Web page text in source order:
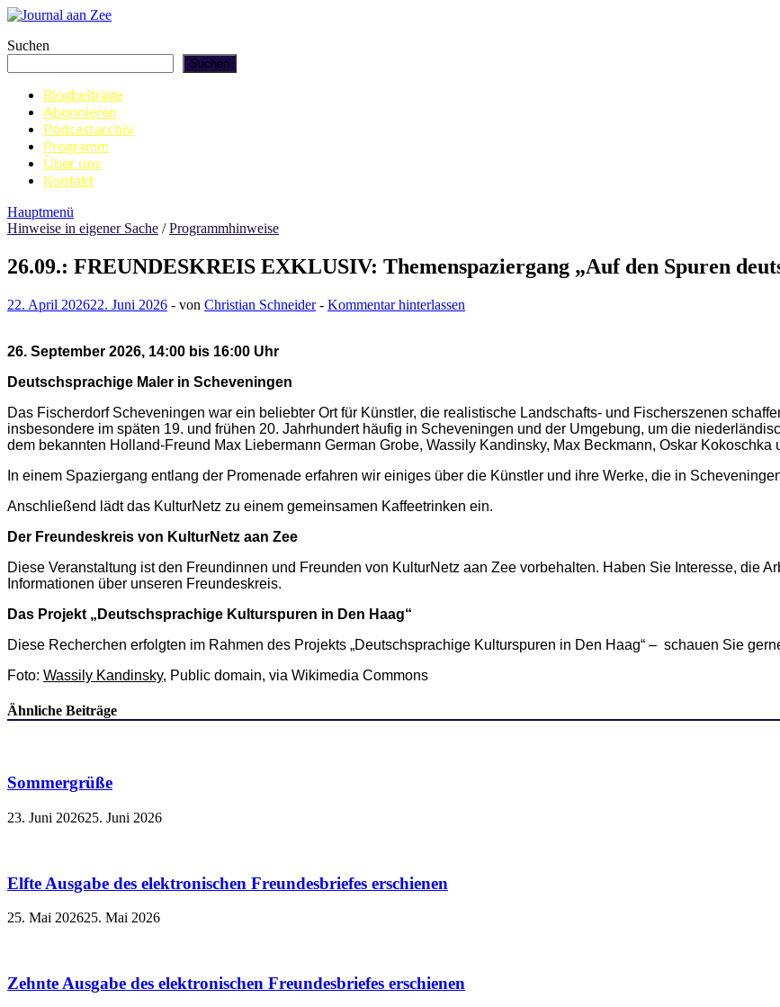
Zum
springen
Journal aan Zee
Suchen
Suchen
Blogbeiträge
Abonnieren
Podcastarchiv
Programm
Über uns
Kontakt
Hauptmenü
Hinweise in eigener Sache /Programmhinweise
26.09.: FREUNDESKREIS EXKLUSIV: Themenspaziergang „Auf den Spuren
22. April 202622. Juni 2026 - von Christian Schneider- Kommentar hinterlassen
26. September 2026, 14:00 bis 16:00 Uhr
Deutschsprachige Maler in Scheveningen
Das Fischerdorf Scheveningen war ein beliebter Ort für Künstler, die realistische Landschafts- und Fischerszenen
insbesondere im späten 19. und frühen 20. Jahrhundert häufig in Scheveningen und der Umgebung, um die
dem bekannten Holland-Freund Max Liebermann German Grobe, Wassily Kandinsky, Max Beckmann, Oskar Kokoschka
In einem Spaziergang entlang der Promenade erfahren wir einiges über die Künstler und ihre Werke, die in
Anschließend lädt das KulturNetz zu einem gemeinsamen Kaffeetrinken ein.
Der Freundeskreis von KulturNetz aan Zee
Diese Veranstaltung ist den Freundinnen und Freunden von KulturNetz aan Zee vorbehalten. Haben Sie Interesse, die
Informationen über unseren Freundeskreis.
Das Projekt „Deutschsprachige Kulturspuren in Den Haag“
Diese Recherchen erfolgten im Rahmen des Projekts „Deutschsprachige Kulturspuren in Den Haag“ – schauen Sie
Foto: Wassily Kandinsky, Public domain, via Wikimedia Commons
Ähnliche Beiträge
Sommergrüße
23. Juni 202625. Juni 2026
Elfte Ausgabe des elektronischen Freundesbriefes erschienen
25. Mai 202625. Mai 2026
Zehnte Ausgabe des elektronischen Freundesbriefes erschienen